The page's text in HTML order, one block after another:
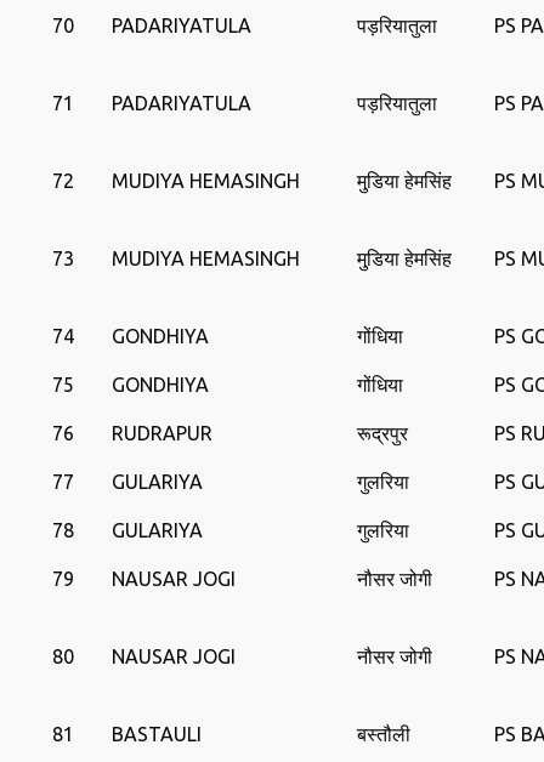
70 PADARIYATULA पड़रियातुला PS
71 PADARIYATULA पड़रियातुला PS
72 MUDIYA HEMASINGH मुडि़या हेमसिंह PS
73 MUDIYA HEMASINGH मुडि़या हेमसिंह PS
74 GONDHIYA गोंधिया PS
75 GONDHIYA गोंधिया PS
76 RUDRAPUR रूद्रपुर PS
77 GULARIYA गुलरिया PS
78 GULARIYA गुलरिया PS
79 NAUSAR JOGI नौसर जोगी PS
80 NAUSAR JOGI नौसर जोगी PS
81 BASTAULI बस्तौली PS